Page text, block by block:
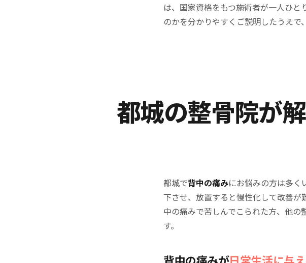
は、国家資格をもつ施術者が一人ひ
のかを分かりやすくご説明したうえで
都城の整骨院が
都城で背中の痛みにお悩みの方は多く
下させ、放置すると慢性化して改善
中の痛みで苦しんでこられた方、他
す。
背中の痛みが日常生活に与